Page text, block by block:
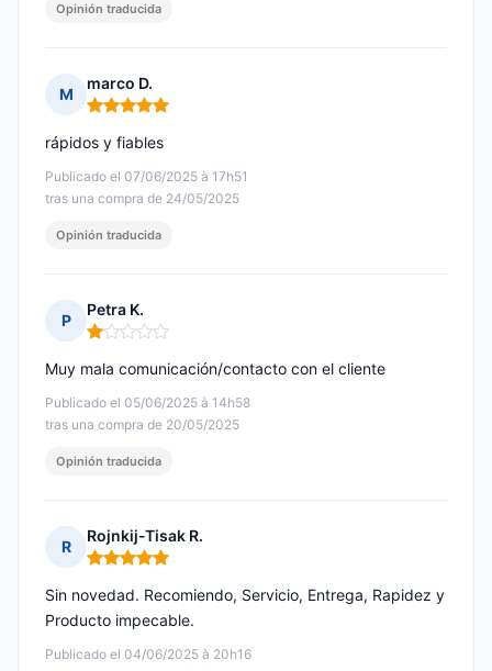
Opinión traducida
M
marco D.
Nota: 5 de 5
Publicado el 07/06/2025 à 17h51
tras una compra de 24/05/2025
rápidos y fiables
Opinión traducida
P
Petra K.
Nota: 1 de 5
Publicado el 05/06/2025 à 14h58
tras una compra de 20/05/2025
Muy mala comunicación/contacto con el cliente
Opinión traducida
R
Rojnkij-Tisak R.
Nota: 5 de 5
Publicado el 04/06/2025 à 20h16
Sin novedad. Recomiendo, Servicio, Entrega, Rapidez y
Producto impecable.